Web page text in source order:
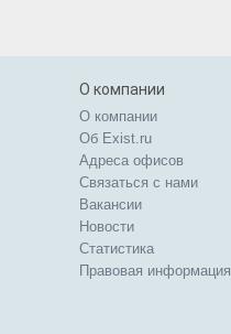
О компании
О компании
Об Exist.ru
Адреса офисов
Связаться с нами
Вакансии
Новости
Статистика
Правовая информация